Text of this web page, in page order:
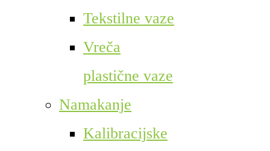
Tekstilne vaze
Vreča
plastične vaze
Namakanje
Kalibracijske